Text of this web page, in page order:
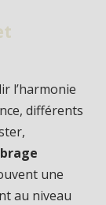
l’harmonie
différents
une
au niveau